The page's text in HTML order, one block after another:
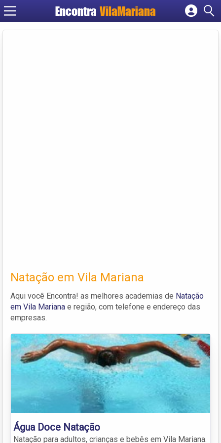
EncontraVilaMariana
Cadastrar empresa
Natação em Vila Mariana
Aqui você Encontra! as melhores academias de Natação
em Vila Mariana e região, com telefone e endereço das
empresas.
Água Doce Natação
Natação para adultos, crianças e bebês em Vila Mariana.